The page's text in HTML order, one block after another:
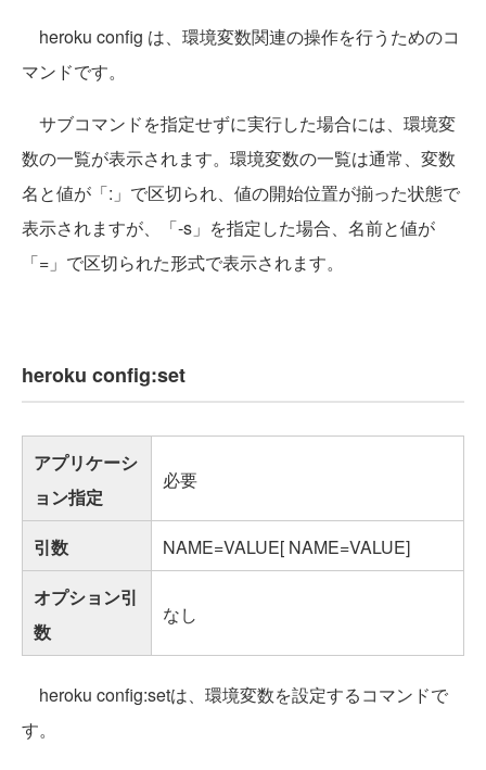
heroku config は、環境変数関連の操作を行うためのコ
マンドです。
サブコマンドを指定せずに実行した場合には、環境変
数の一覧が表示されます。環境変数の一覧は通常、変数
名と値が「:」で区切られ、値の開始位置が揃った状態で
表示されますが、「-s」を指定した場合、名前と値が
「=」で区切られた形式で表示されます。
heroku config:set
アプリケーシ
ョン指定
必要
引数
NAME=VALUE[ NAME=VALUE]
オプション引
数
なし
heroku config:setは、環境変数を設定するコマンドで
す。